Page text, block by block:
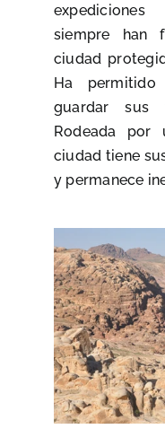
siempre han
ciudad
Ha
guardar sus
Rodeada por
ciudad tiene
y permanece